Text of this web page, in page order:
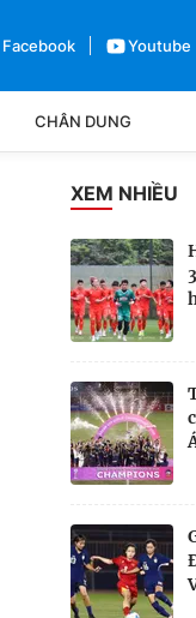
Facebook Youtube
CHÂN DUNG
XEM NHIỀU